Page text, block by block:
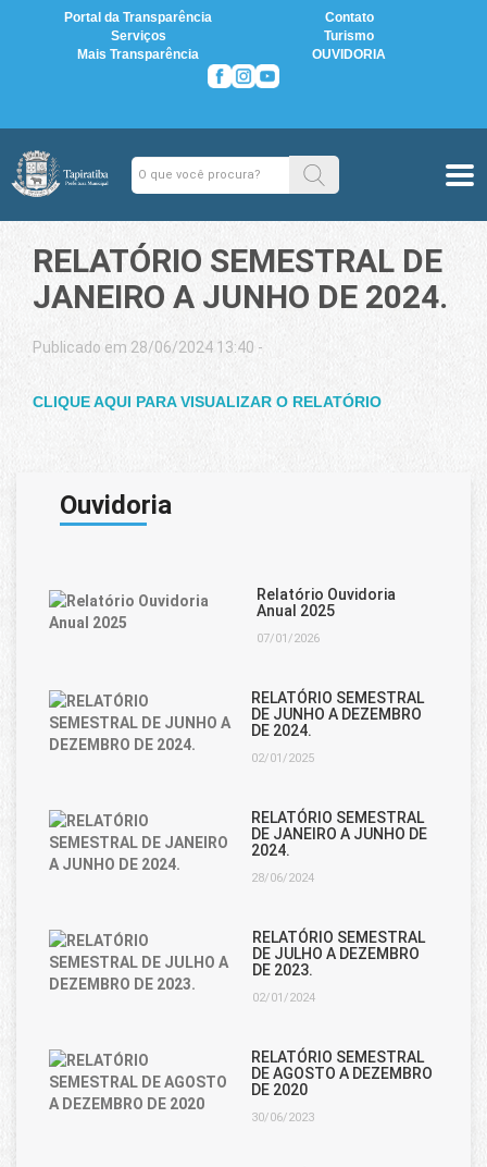
Portal da Transparência
Contato
Serviços
Turismo
Mais Transparência
OUVIDORIA
RELATÓRIO SEMESTRAL DE
JANEIRO A JUNHO DE 2024.
Publicado em 28/06/2024 13:40 -
CLIQUE AQUI PARA VISUALIZAR O RELATÓRIO
Ouvidoria
Relatório Ouvidoria
Anual 2025
07/01/2026
RELATÓRIO SEMESTRAL
DE JUNHO A DEZEMBRO
DE 2024.
02/01/2025
RELATÓRIO SEMESTRAL
DE JANEIRO A JUNHO DE
2024.
28/06/2024
RELATÓRIO SEMESTRAL
DE JULHO A DEZEMBRO
DE 2023.
02/01/2024
RELATÓRIO SEMESTRAL
DE AGOSTO A DEZEMBRO
DE 2020
30/06/2023